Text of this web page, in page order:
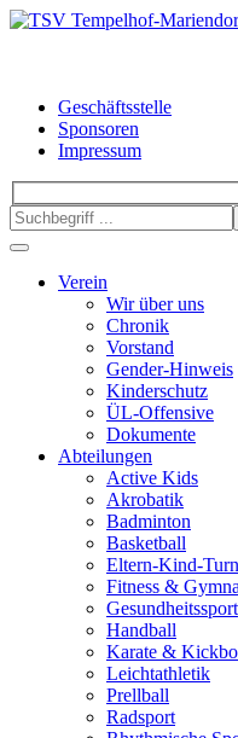
Geschäftsstelle
Sponsoren
Impressum
Verein
Wir über uns
Chronik
Vorstand
Gender-Hinweis
Kinderschutz
ÜL-Offensive
Dokumente
Abteilungen
Active Kids
Akrobatik
Badminton
Basketball
Eltern-Kind-
Fitness &
Gesundheitssport
Handball
Karate &
Leichtathletik
Prellball
Radsport